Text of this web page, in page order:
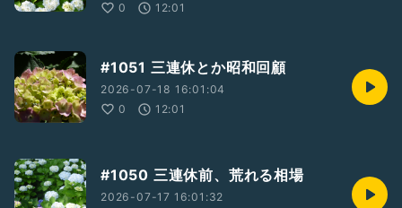
0
12:01
#1051 三連休とか昭和回顧
2026-07-18 16:01:04
0
12:01
#1050 三連休前、荒れる相場
2026-07-17 16:01:32